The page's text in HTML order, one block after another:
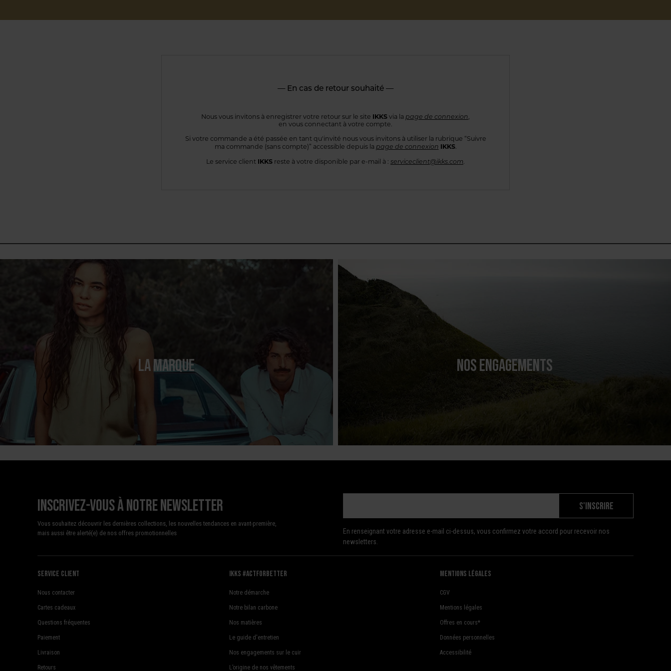
— En cas de retour souhaité —
Nous vous invitons à enregistrer votre retour sur le site IKKSvia la page de connexion
en vous connectant à votre compte.
Si votre commande a été passée en tant qu'invité nous vous invitons à utiliserla rubrique “Suivre
ma commande (sans compte)” accessible depuis la page de connexion IKKS.
Le service client IKKS reste à votre disponible par e-mail à : serviceclient@ikks.com
LA MARQUE NOS ENGAGEMENTS
Inscrivez-vous à notre newsletter
Vous souhaitez découvrir les dernières collections, les nouvelles tendances en avant-première,
mais aussi être alerté(e) de nos offres promotionnelles
S'INSCRIRE
En renseignant votre adresse e-mail ci-dessus, vous confirmez votre accord pour recevoir nos
newsletters.
Service client
Nous contacter
Cartes cadeaux
Questions fréquentes
Paiement
Livraison
Retours
Ikks #actforbetter
Notre démarche
Notre bilan carbone
Nos matières
Le guide d'entretien
Nos engagements sur le cuir
L’origine de nos vêtements
mentions légales
CGV
Mentions légales
Offres en cours*
Données personnelles
Accessibilité